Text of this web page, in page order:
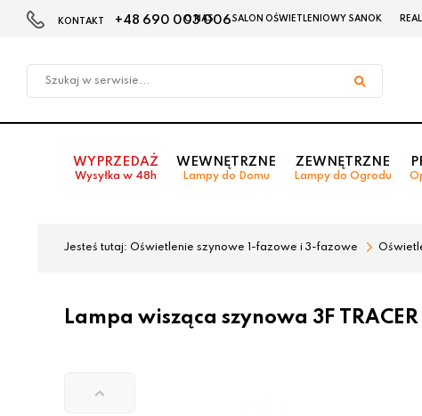
w
KONTAKT +48 690 003 006
O NAS SALON OŚWIETLENIOWY SANOK
WYPRZEDAŻ
Wysyłka w 48h
WEWNĘTRZNE
Lampy do Domu
ZEWNĘTRZNE
Lampy do Ogrodu
Jesteś tutaj: Oświetlenie szynowe 1-fazowe i 3-fazowe
Lampa wisząca szynowa 3F TRACER